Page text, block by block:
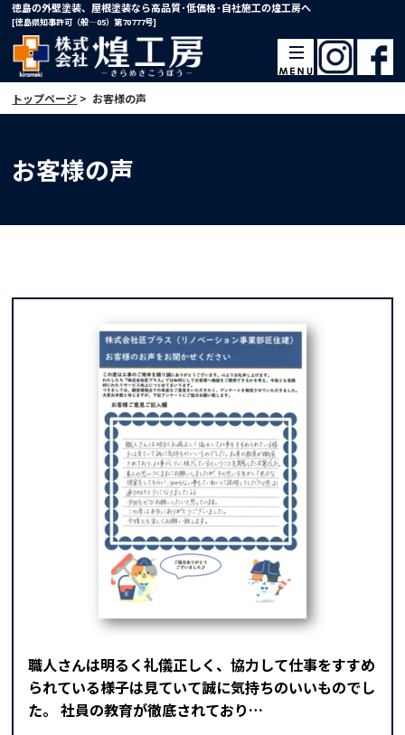
徳島の外壁塗装、屋根塗装なら高品質･低価格･自社施工の煌工房へ
[徳島県知事許可（般―05）第70777号]
トップページ > お客様の声
お客様の声
職人さんは明るく礼儀正しく、協力して仕事をすすめ
られている様子は見ていて誠に気持ちのいいものでし
た。 社員の教育が徹底されており…